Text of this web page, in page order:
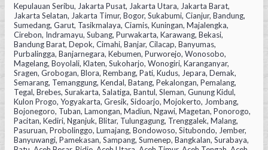
Kepulauan Seribu, Jakarta Pusat, Jakarta Utara, Jakarta Barat,
Jakarta Selatan, Jakarta Timur, Bogor, Sukabumi, Cianjur, Bandung,
Sumedang, Garut, Tasikmalaya, Ciamis, Kuningan, Majalengka,
Cirebon, Indramayu, Subang, Purwakarta, Karawang, Bekasi,
Bandung Barat, Depok, Cimahi, Banjar, Cilacap, Banyumas,
Purbalingga, Banjarnegara, Kebumen, Purworejo, Wonosobo,
Magelang, Boyolali, Klaten, Sukoharjo, Wonogiri, Karanganyar,
Sragen, Grobogan, Blora, Rembang, Pati, Kudus, Jepara, Demak,
Semarang, Temanggung, Kendal, Batang, Pekalongan, Pemalang,
Tegal, Brebes, Surakarta, Salatiga, Bantul, Sleman, Gunung Kidul,
Kulon Progo, Yogyakarta, Gresik, Sidoarjo, Mojokerto, Jombang,
Bojonegoro, Tuban, Lamongan, Madiun, Ngawi, Magetan, Ponorogo,
Pacitan, Kediri, Nganjuk, Blitar, Tulungagung, Trenggalek, Malang,
Pasuruan, Probolinggo, Lumajang, Bondowoso, Situbondo, Jember,
Banyuwangi, Pamekasan, Sampang, Sumenep, Bangkalan, Surabaya,